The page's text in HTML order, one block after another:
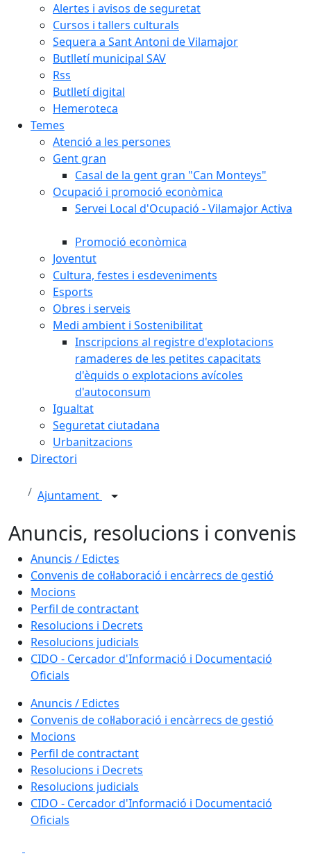
Alertes i avisos de seguretat
Cursos i tallers culturals
Sequera a Sant Antoni de Vilamajor
Butlletí municipal SAV
Rss
Butlletí digital
Hemeroteca
Temes
Atenció a les persones
Gent gran
Casal de la gent gran "Can Monteys"
Ocupació i promoció econòmica
Servei Local d'Ocupació - Vilamajor Activa
Promoció econòmica
Joventut
Cultura, festes i esdeveniments
Esports
Obres i serveis
Medi ambient i Sostenibilitat
Inscripcions al registre d'explotacions
ramaderes de les petites capacitats
d'èquids o explotacions avícoles
d'autoconsum
Igualtat
Seguretat ciutadana
Urbanitzacions
Directori
Ajuntament
Anuncis, resolucions i convenis
Anuncis / Edictes
Convenis de col·laboració i encàrrecs de gestió
Mocions
Perfil de contractant
Resolucions i Decrets
Resolucions judicials
CIDO - Cercador d'Informació i Documentació
Oficials
Anuncis / Edictes
Convenis de col·laboració i encàrrecs de gestió
Mocions
Perfil de contractant
Resolucions i Decrets
Resolucions judicials
CIDO - Cercador d'Informació i Documentació
Oficials